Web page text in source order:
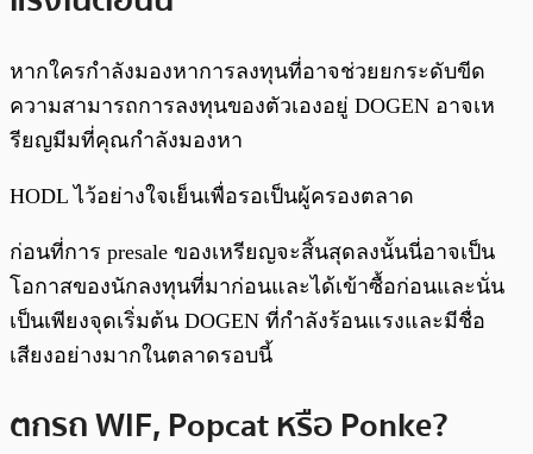
หากใครกำลังมองหาการลงทุนที่อาจช่วยยกระดับขีด
ความสามารถการลงทุนของตัวเองอยู่ DOGEN อาจเห
รียญมีมที่คุณกำลังมองหา
HODL ไว้อย่างใจเย็นเพื่อรอเป็นผู้ครองตลาด
ก่อนที่การ presale ของเหรียญจะสิ้นสุดลงนั้นนี่อาจเป็น
โอกาสของนักลงทุนที่มาก่อนและได้เข้าซื้อก่อนและนั่น
เป็นเพียงจุดเริ่มต้น DOGEN ที่กำลังร้อนแรงและมีชื่อ
เสียงอย่างมากในตลาดรอบนี้
ตกรถ WIF, Popcat หรือ Ponke?